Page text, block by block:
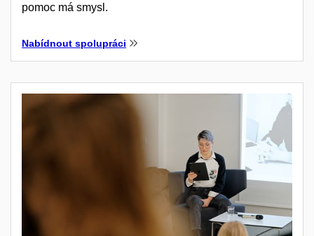
pomoc má smysl.
Nabídnout spolupráci